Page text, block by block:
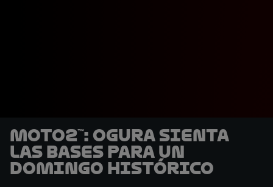
Moto2™: Ogura sienta
las bases para un
domingo histórico